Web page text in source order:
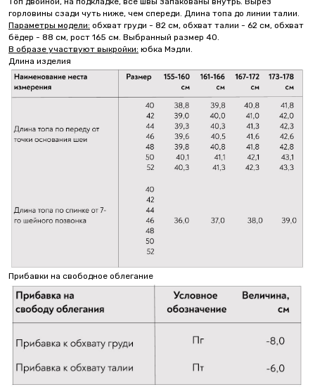
горловины сзади чуть ниже, чем спереди. Длина топа до линии талии.
Параметры модели: обхват груди - 82 см, обхват талии - 62 см, обхват
бёдер - 88 см, рост 165 см. Выбранный размер 40.
В образе участвуют выкройки: юбка Мэдли.
Длина изделия
Прибавки на свободное облегание